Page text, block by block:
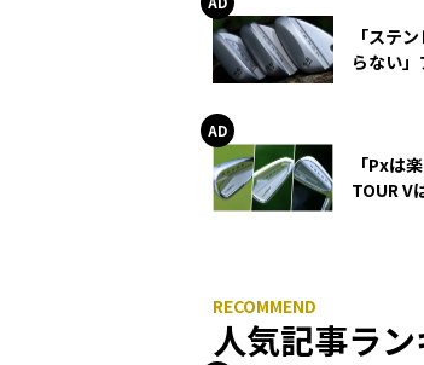
「ステ
らない
「Pxは
TOUR V
人気記事ラ